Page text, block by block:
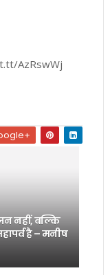
AzRswWj
नहीं, बल्कि
है – मनीष